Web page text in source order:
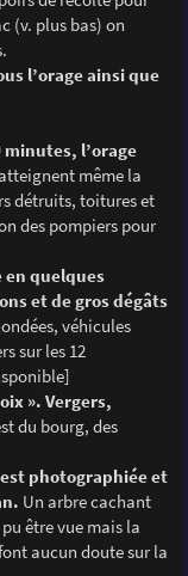
(v. plus bas) on
l’orage ainsi que
l’orage
même la
détruits, toitures et
des pompiers pour
en quelques
et de gros dégâts
véhicules
sur les 12
». Vergers,
du bourg, des
photographiée et
Un arbre cachant
être vue mais la
aucun doute sur la